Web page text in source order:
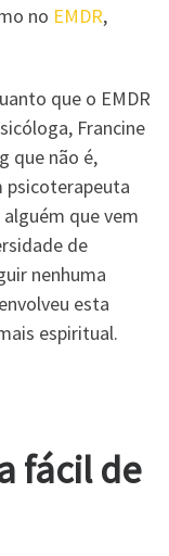
no EMDR,
que o EMDR
Francine
que não é,
psicoterapeuta
que vem
de
nenhuma
esta
espiritual.
fácil de